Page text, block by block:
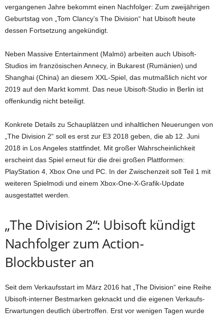
vergangenen Jahre bekommt einen Nachfolger: Zum zweijährigen
Geburtstag von „Tom Clancy’s The Division“ hat Ubisoft heute
dessen Fortsetzung angekündigt.
Neben Massive Entertainment (Malmö) arbeiten auch Ubisoft-
Studios im französischen Annecy, in Bukarest (Rumänien) und
Shanghai (China) an diesem XXL-Spiel, das mutmaßlich nicht vor
2019 auf den Markt kommt. Das neue Ubisoft-Studio in Berlin ist
offenkundig nicht beteiligt.
Konkrete Details zu Schauplätzen und inhaltlichen Neuerungen von
„The Division 2“ soll es erst zur E3 2018 geben, die ab 12. Juni
2018 in Los Angeles stattfindet. Mit großer Wahrscheinlichkeit
erscheint das Spiel erneut für die drei großen Plattformen:
PlayStation 4, Xbox One und PC. In der Zwischenzeit soll Teil 1 mit
weiteren Spielmodi und einem Xbox-One-X-Grafik-Update
ausgestattet werden.
„The Division 2“: Ubisoft kündigt
Nachfolger zum Action-
Blockbuster an
Seit dem Verkaufsstart im März 2016 hat „The Division“ eine Reihe
Ubisoft-interner Bestmarken geknackt und die eigenen Verkaufs-
Erwartungen deutlich übertroffen. Erst vor wenigen Tagen wurde